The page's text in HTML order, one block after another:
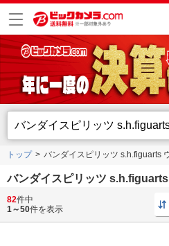
トップ バンダイスピリッツ s.h.figuarts
バンダイスピリッツ
キャラクターフィギュア バンダイ
82件中
1～50件を表示